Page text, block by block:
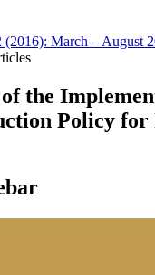
(2016): March – August
the
Policy for